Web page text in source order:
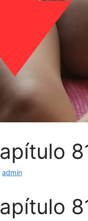
admin